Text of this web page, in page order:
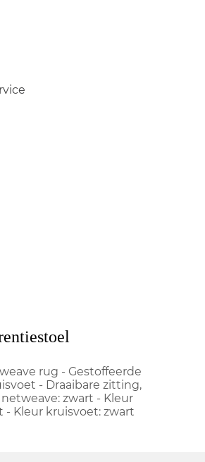
rug - Gestoffeerde
- Draaibare zitting,
zwart - Kleur
- Kleur kruisvoet: zwart